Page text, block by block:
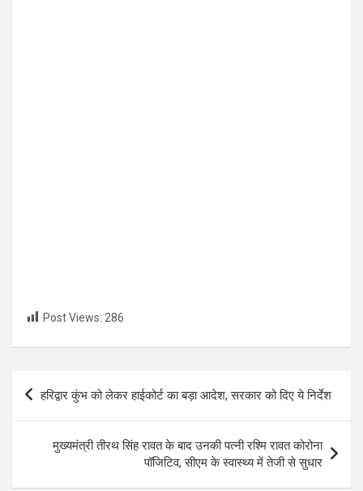
Post Views: 286
Post
navigation
हरिद्वार कुंभ को लेकर हाईकोर्ट का बड़ा आदेश, सरकार को दिए ये निर्देश
मुख्यमंत्री तीरथ सिंह रावत के बाद उनकी पत्नी रश्मि रावत कोरोना
पॉजिटिव, सीएम के स्वास्थ्य में तेजी से सुधार